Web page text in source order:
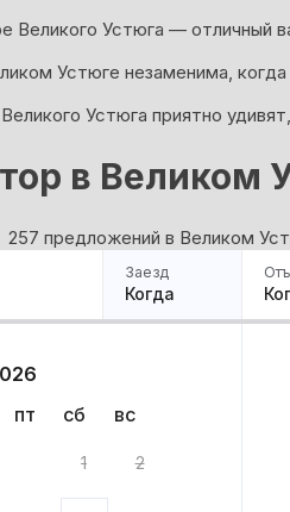
Великого Устюга — отличный
Устюге незаменима,
Устюга приятно
в Великом
257 предложений в Великом
Заезд
Когда
пт сб вс
1 2